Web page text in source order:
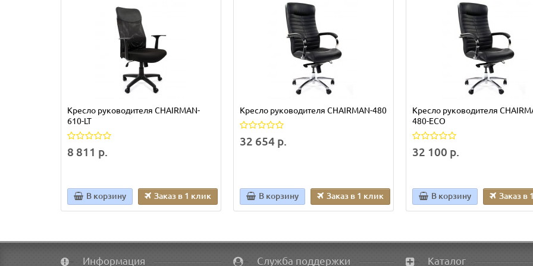
Кресло руководителя CHAIRMAN-
610-LT
8 811 р.
В корзину Заказ в 1 клик
Кресло руководителя CHAIRMAN-480
32 654 р.
В корзину Заказ в 1 клик
Кресло руководителя
480-ECO
32 100 р.
В корзину Заказ в
Информация Служба поддержки Каталог